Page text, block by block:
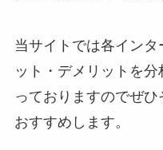
当サイトでは各イン
ット・デメリットを
っておりますのでぜ
おすすめします。